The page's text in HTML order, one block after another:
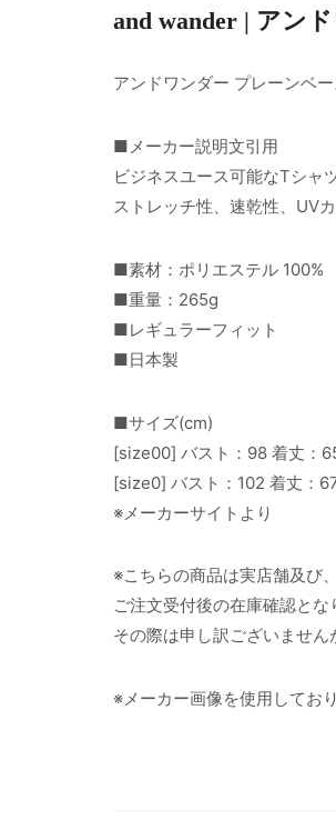
and wander | アン
アンドワンダー プレーンベ
■メーカー説明文引用
ビジネスユース可能なTシャ
ストレッチ性、速乾性、UV
■素材：ポリエステル 100%
■重量：265g
■レギュラーフィット
■日本製
■サイズ(cm)
[size00] バスト：98 着丈：
[size0] バスト：102 着丈：
※メーカーサイトより
※こちらの商品は実店舗及び
ご注文受付後の在庫確認とな
その際は申し訳ございません
※メーカー画像を使用してお